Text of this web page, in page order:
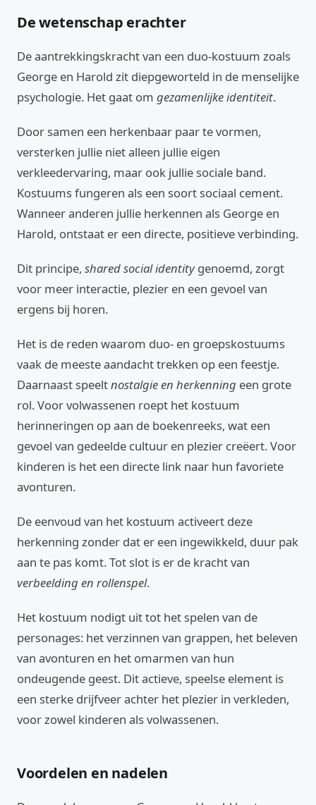
De wetenschap erachter
De aantrekkingskracht van een duo-kostuum zoals
George en Harold zit diepgeworteld in de menselijke
psychologie. Het gaat om gezamenlijke identiteit.
Door samen een herkenbaar paar te vormen,
versterken jullie niet alleen jullie eigen
verkleedervaring, maar ook jullie sociale band.
Kostuums fungeren als een soort sociaal cement.
Wanneer anderen jullie herkennen als George en
Harold, ontstaat er een directe, positieve verbinding.
Dit principe, shared social identitygenoemd, zorgt
voor meer interactie, plezier en een gevoel van
ergens bij horen.
Het is de reden waarom duo- en groepskostuums
vaak de meeste aandacht trekken op een feestje.
Daarnaast speeltnostalgie en herkenning een grote
rol. Voor volwassenen roept het kostuum
herinneringen op aan de boekenreeks, wat een
gevoel van gedeelde cultuur en plezier creëert. Voor
kinderen is het een directe link naar hun favoriete
avonturen.
De eenvoud van het kostuum activeert deze
herkenning zonder dat er een ingewikkeld, duur pak
aan te pas komt. Tot slot is er de kracht van
verbeelding en rollenspel.
Het kostuum nodigt uit tot het spelen van de
personages: het verzinnen van grappen, het beleven
van avonturen en het omarmen van hun
ondeugende geest. Dit actieve, speelse element is
een sterke drijfveer achter het plezier in verkleden,
voor zowel kinderen als volwassenen.
Voordelen en nadelen